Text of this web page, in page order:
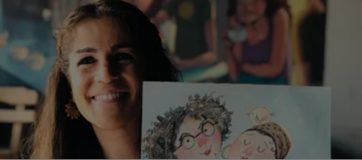
fede
Parola
del
giorno
del
giorno